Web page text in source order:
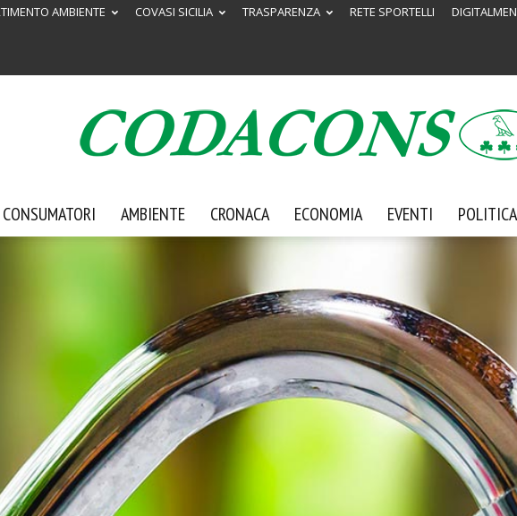
AMBIENTE COVASI SICILIA TRASPARENZA RETE SPORTELLI
Codacons
Sicilia
CONSUMATORI AMBIENTE CRONACA ECONOMIA EVENTI POLITICA